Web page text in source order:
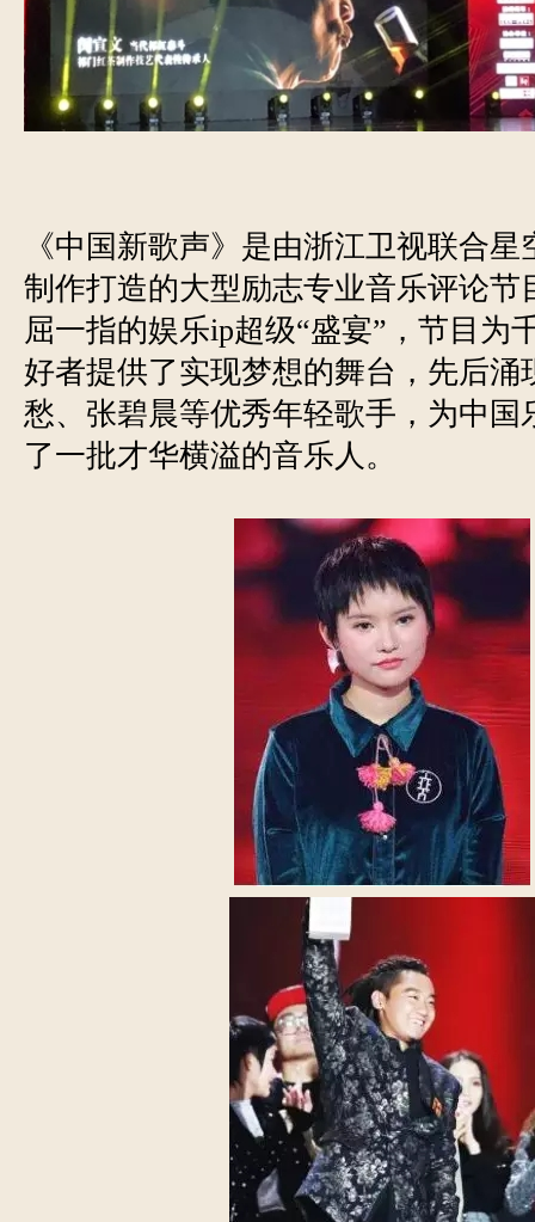
《中国新歌声》是由浙江卫视联合
制作打造的大型励志专业音乐评论节
屈一指的娱乐ip超级“盛宴”，节目为
好者提供了实现梦想的舞台，先后涌
愁、张碧晨等优秀年轻歌手，为中国
了一批才华横溢的音乐人。